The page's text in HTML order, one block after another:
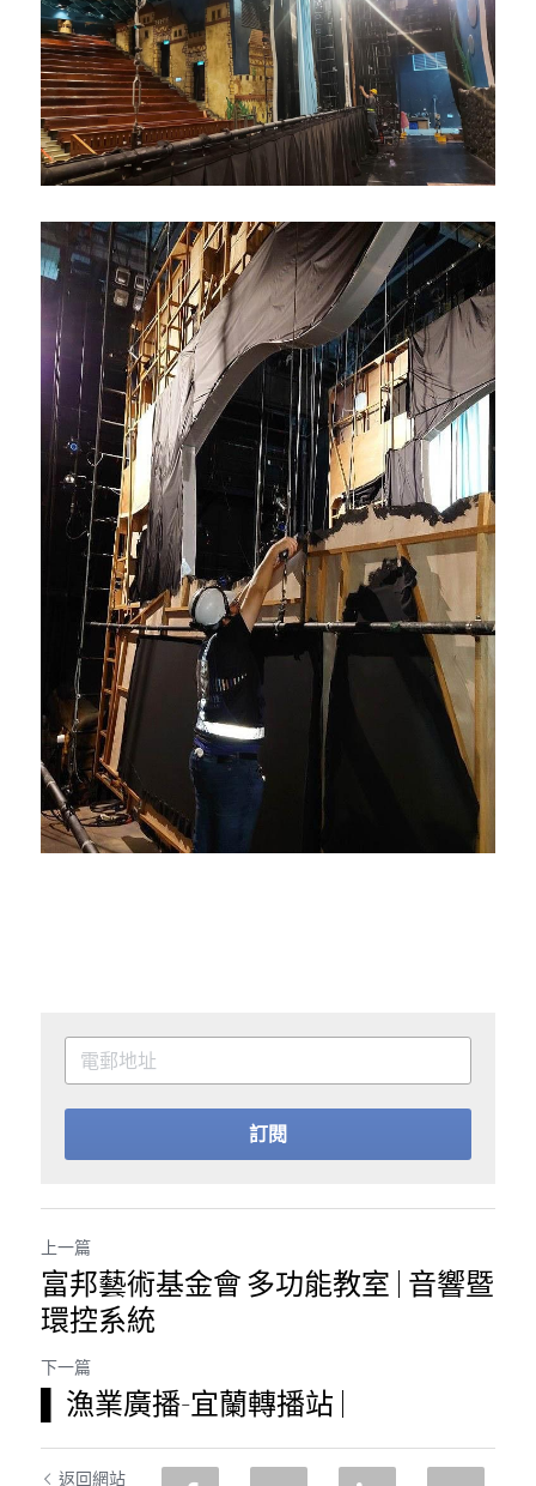
訂閱
上一篇
富邦藝術基金會 多功能教室 | 音響暨
環控系統
下一篇
▌ 漁業廣播-宜蘭轉播站 |
返回網站